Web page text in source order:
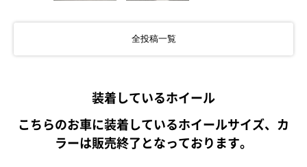
全投稿一覧
装着しているホイール
こちらのお車に装着しているホイールサイズ、カ
ラーは販売終了となっております。